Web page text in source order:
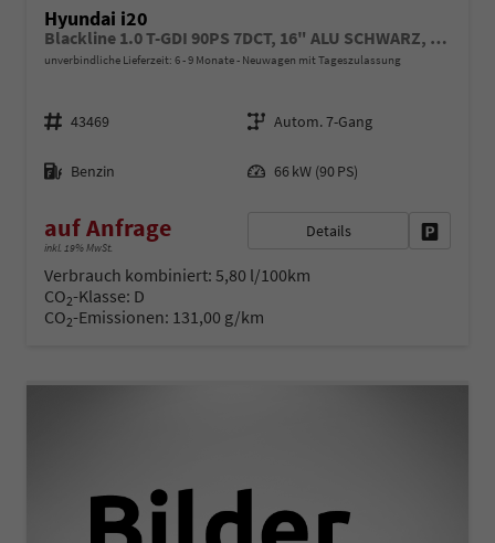
Hyundai i20
Blackline 1.0 T-GDI 90PS 7DCT, 16" ALU SCHWARZ, SPIEGEL FULL-LED-SCHEINWERFER, NAVI 10,25", Winter-Pack: Sitzheizung + Lenkradheizung, Klimaautomatik, Privacy-Glas, Parksensoren hinten, Rückfahrkamera, Tempomat, Lederlenkrad, Reserverad, Alarm, Armlehne
unverbindliche Lieferzeit: 6 - 9 Monate Neuwagen mit Tageszulassung
Fahrzeugnr.
43469
Getriebe
Autom. 7-Gang
Kraftstoff
Benzin 66 kW (90 PS)
auf Anfrage
inkl. 19% MwSt.
Details
Verbrauch kombiniert: 5,80 l/100km
CO2-Klasse: D
CO2-Emissionen: 131,00 g/km